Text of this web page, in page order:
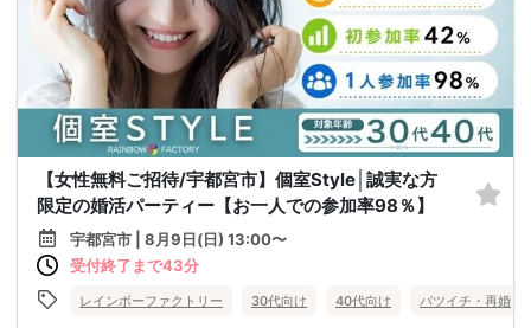
【女性無料ご招待/宇都宮市】個室Style│誠実な方
限定の婚活パーティー【お一人での参加率98％】
宇都宮市 | 8月9日(日) 13:00〜
受付終了まで43分
レインボーファクトリー 30代向け 40代向け バツイチ・再婚